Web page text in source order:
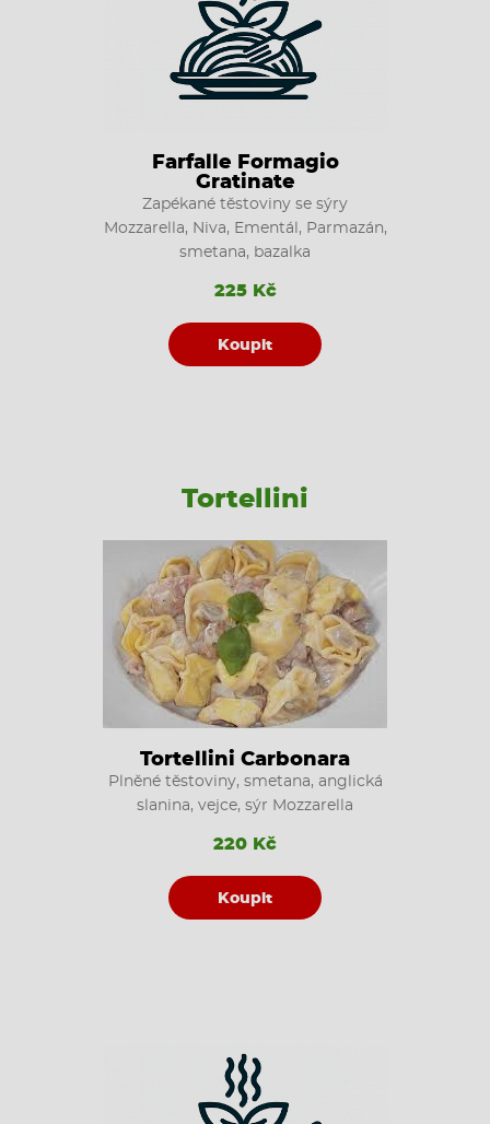
Farfalle Formagio
Gratinate
Zapékané těstoviny se sýry
Mozzarella, Niva, Ementál, Parmazán,
smetana, bazalka
225 Kč
Koupit
Tortellini
Tortellini Carbonara
Plněné těstoviny, smetana, anglická
slanina, vejce, sýr Mozzarella
220 Kč
Koupit